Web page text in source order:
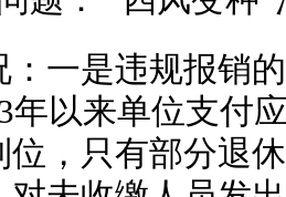
是违规报销的
年以来单位支付
位，只有部分退